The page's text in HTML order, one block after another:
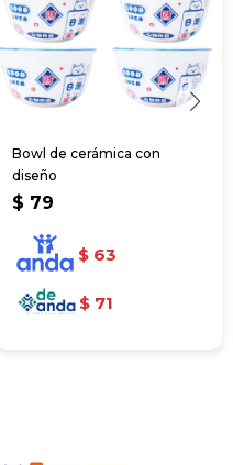
Bowl de cerámica con
diseño
$ 79
$ 63
$ 71